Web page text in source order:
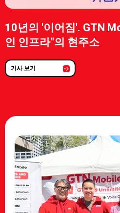
10년의 '이어짐'. GTN
인 인프라"의 현주소
기사 보기